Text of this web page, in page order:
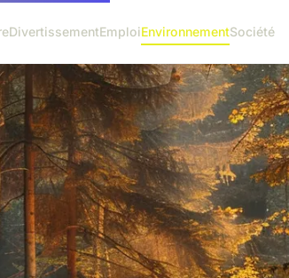
DivertissementEmploiEnvironnementSociété